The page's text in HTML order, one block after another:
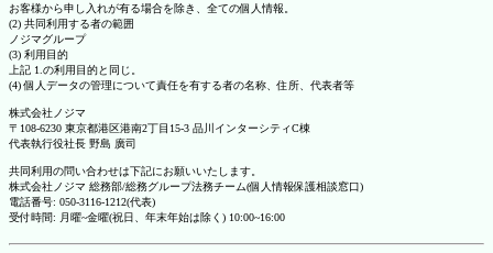
お客様から申し入れが有る場合を除き、全ての個人情報。
(2) 共同利用する者の範囲
ノジマグループ
(3) 利用目的
上記 1.の利用目的と同じ。
(4) 個人データの管理について責任を有する者の名称、住所、代表者等
株式会社ノジマ
〒108-6230 東京都港区港南2丁目15-3 品川インターシティC棟
代表執行役社長 野島 廣司
共同利用の問い合わせは下記にお願いいたします。
株式会社ノジマ 総務部/総務グループ法務チーム(個人情報保護相談窓口)
電話番号: 050-3116-1212(代表)
受付時間: 月曜~金曜(祝日、年末年始は除く) 10:00~16:00